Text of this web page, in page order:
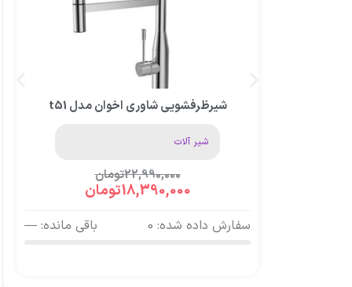
شیرظرفشویی شاوری اخوان مدل t51
شیر آلات
22,990,000تومان
18,390,000تومان
سفارش داده شده: 0 باقی مانده: —